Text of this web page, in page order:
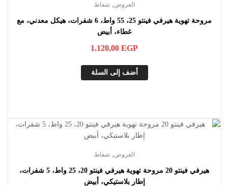
العروض, شفاط
مروحة تهوية هيرفي فينتو 25، 55 واط، 6 شفرات، هيكل معدني، مع
غطاء، أبيض
1.120,00 EGP
أضف إلى السلة
العروض شفاط
هيرفي فينتو 20 مروحة تهوية هيرفي فينتو 20، 25 واط، 5 شفرات،
إطار بلاستيكي، أبيض